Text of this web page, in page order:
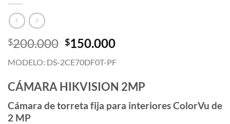
$200.000 El
original
era:
$200.000.
$150.000El
actual
es:
$150.000.
MODELO: DS-2CE70DF0T-PF
CÁMARA HIKVISION 2MP
Cámara de torreta fija para interiores ColorVu de
2 MP